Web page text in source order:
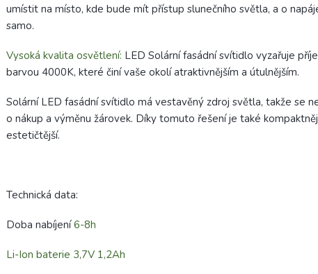
umístit na místo, kde bude mít přístup slunečního světla, a o
samo.
Vysoká kvalita osvětlení: LED Solární fasádní svítidlo vyzařuje
barvou 4000K, které činí vaše okolí atraktivnějším a útulnějším.
Solární LED fasádní svítidlo má vestavěný zdroj světla, takže se
o nákup a výměnu žárovek. Díky tomuto řešení je také
estetičtější.
Technická data:
Doba nabíjení6-8h
Li-Ion baterie 3,7V 1,2Ah